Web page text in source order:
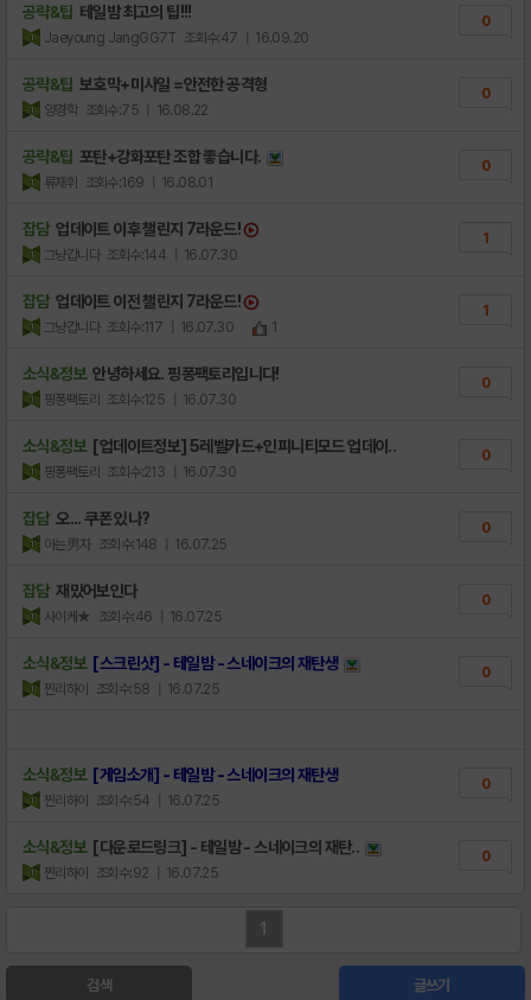
공략&팁 테일밤 최고의 팁!!!
Jaeyoung JangGG7T 조회수:47 | 16.09.20
0
공략&팁 보호막+미사일 =안전한 공격형
양경학 조회수:75 | 16.08.22
0
공략&팁 포탄+강화포탄 조합 좋습니다.
류재휘 조회수:169 | 16.08.01
0
잡담 업데이트 이후 챌린지 7라운드!
그냥갑니다 조회수:144 | 16.07.30
1
잡담 업데이트 이전 챌린지 7라운드!
그냥갑니다 조회수:117 | 16.07.30 1
1
소식&정보 안녕하세요. 핑퐁팩토리입니다!
핑퐁팩토리 조회수:125 | 16.07.30
0
소식&정보 [업데이트정보] 5레벨카드+인피니티모드 업데이..
핑퐁팩토리 조회수:213 | 16.07.30
0
잡담 오... 쿠폰 있나?
아는男자 조회수:148 | 16.07.25
0
잡담 재밌어보인다
사이케★ 조회수:46 | 16.07.25
0
소식&정보 [스크린샷] - 테일밤 - 스네이크의 재탄생
찐리하이 조회수:58 | 16.07.25
0
소식&정보 [게임소개] - 테일밤 - 스네이크의 재탄생
찐리하이 조회수:54 | 16.07.25
0
소식&정보 [다운로드링크] - 테일밤 - 스네이크의 재탄..
찐리하이 조회수:92 | 16.07.25
0
1
검색 글쓰기